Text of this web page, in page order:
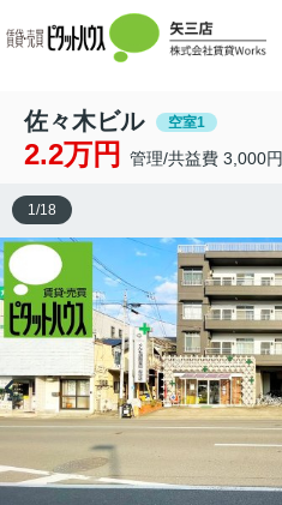
佐々木ビル 空室1
2.2万円 管理/共益費 3,000円
1/18